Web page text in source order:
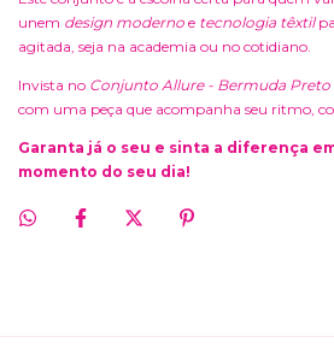
unem design moderno e tecnologia têxtil
agitada, seja na academia ou no cotidiano.
Invista no Conjunto Allure - Bermuda Preto
com uma peça que acompanha seu ritmo,
Garanta já o seu e sinta a diferença
momento do seu dia!